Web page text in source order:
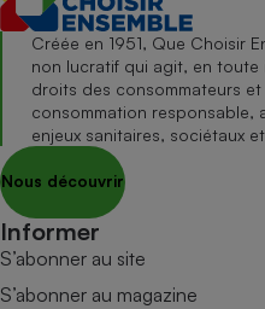
Créée en 1951, Que Choisir
non lucratif qui agit, en
droits des consommateurs
consommation responsable,
enjeux sanitaires, sociétaux
Nous découvrir
Informer
S’abonner au site
S’abonner au magazine